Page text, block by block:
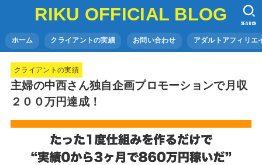
RIKU OFFICIAL BLOG
ホーム クライアントの実績 お問い合わせ アダルトアフィリエ
SEARCH
クライアントの実績
主婦の中西さん独自企画プロモーションで月収
２００万円達成！